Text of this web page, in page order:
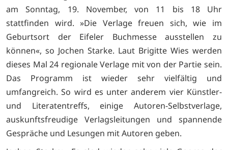
am Sonntag, 19. November, von 11 bis 18 Uhr
stattfinden wird. »Die Verlage freuen sich, wie im
Geburtsort der Eifeler Buchmesse ausstellen zu
können«, so Jochen Starke. Laut Brigitte Wies werden
dieses Mal 24 regionale Verlage mit von der Partie sein.
Das Programm ist wieder sehr vielfältig und
umfangreich. So wird es unter anderem vier Künstler-
und Literatentreffs, einige Autoren-Selbstverlage,
auskunftsfreudige Verlagsleitungen und spannende
Gespräche und Lesungen mit Autoren geben.